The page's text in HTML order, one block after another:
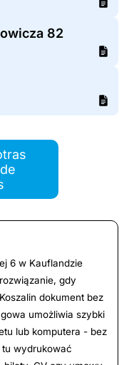
82
6 w Kauflandzie
gdy
dokument bez
umożliwia szybki
lub komputera - bez
tu wydrukować